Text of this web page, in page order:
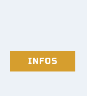
INFOS